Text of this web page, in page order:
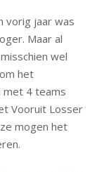
vorig jaar was
Maar al
wel
het
met 4 teams
Vooruit Losser
mogen het